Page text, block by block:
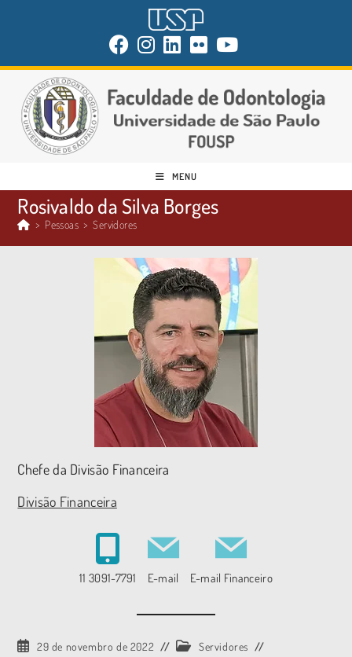
MENU
Rosivaldo da Silva Borges
> Pessoas > Servidores
Chefe da Divisão Financeira
Divisão Financeira
11 3091-7791 E-mail E-mail Financeiro
29 de novembro de 2022
Servidores